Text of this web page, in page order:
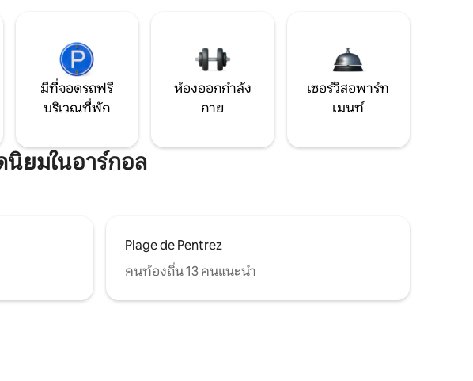
มีที่จอดรถฟรี
บริเวณที่พัก
ห้องออกกำลัง
กาย
เซอร์วิสอพาร์ท
เมนท์
ยมในอาร์กอล
Plage de Pentrez
คนท้องถิ่น 13 คนแนะนำ